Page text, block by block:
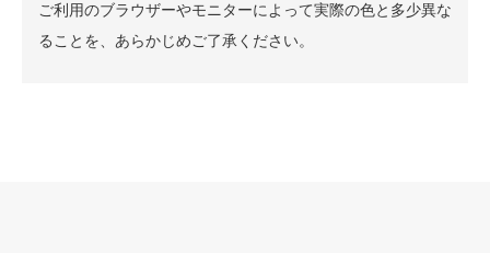
ご利用のブラウザーやモニターによって実際の色と多少異な
ることを、あらかじめご了承ください。